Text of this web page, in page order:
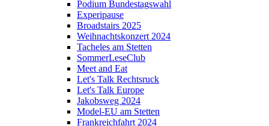
Podium Bundestagswahl
Experipause
Broadstairs 2025
Weihnachtskonzert 2024
Tacheles am Stetten
SommerLeseClub
Meet and Eat
Let's Talk Rechtsruck
Let's Talk Europe
Jakobsweg 2024
Model-EU am Stetten
Frankreichfahrt 2024